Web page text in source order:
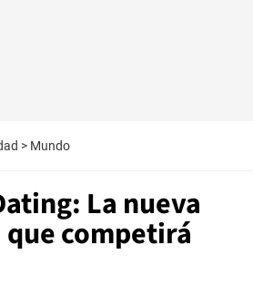
> Mundo
La nueva
competirá